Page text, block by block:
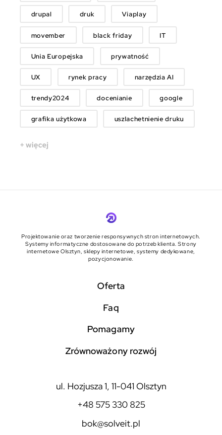
drupal druk Viaplay
movember black friday IT
Unia Europejska prywatność
UX rynek pracy narzędzia AI
trendy2024 docenianie google
grafika użytkowa uszlachetnienie druku
+ więcej
Projektowanie oraz tworzenie responsywnych stron internetowych.
Systemy informatyczne dostosowane do potrzeb klienta. Strony
internetowe Olsztyn, sklepy internetowe, systemy dedykowane,
pozycjonowanie.
Oferta
faq
pomagamy
zrównoważony rozwój
ul. Hozjusza 1, 11-041 Olsztyn
+48 575 330 825
bok@solveit.pl